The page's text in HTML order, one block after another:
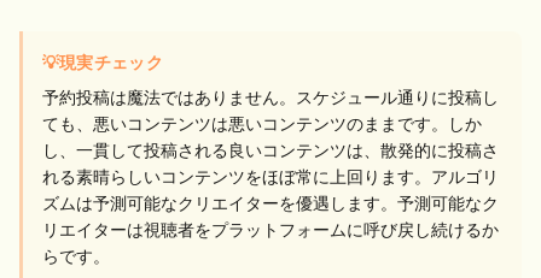
💡現実チェック
予約投稿は魔法ではありません。スケジュール通りに投稿し
ても、悪いコンテンツは悪いコンテンツのままです。しか
し、一貫して投稿される良いコンテンツは、散発的に投稿さ
れる素晴らしいコンテンツをほぼ常に上回ります。アルゴリ
ズムは予測可能なクリエイターを優遇します。予測可能なク
リエイターは視聴者をプラットフォームに呼び戻し続けるか
らです。